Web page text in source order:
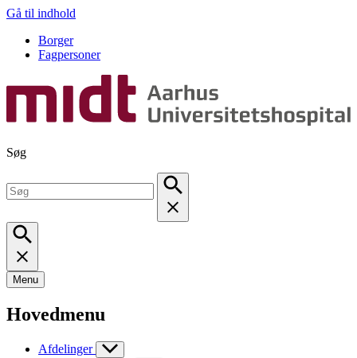
Gå til indhold
Borger
Fagpersoner
Søg
Menu
Hovedmenu
Afdelinger